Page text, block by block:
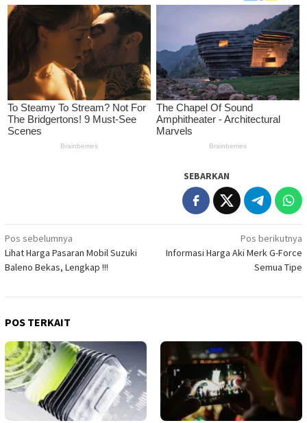
SEBARKAN
Navigasi
pos
Pos sebelumnya
Lihat Harga Pasaran Mobil Suzuki
Baleno Bekas, Lengkap !!!
Pos berikutnya
Informasi Harga Aki Merk G-Force
Semua Tipe
POS TERKAIT